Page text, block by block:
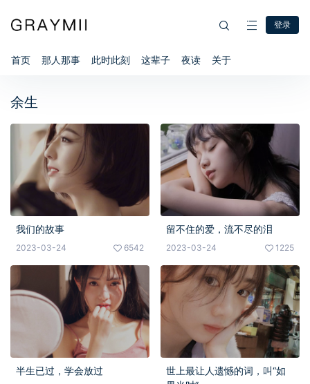
登录
首页 那人那事 此时此刻 这辈子 夜读 关于
余生
我们的故事
2023-03-24 6542
留不住的爱，流不尽的泪
2023-03-24 1225
半生已过，学会放过
世上最让人遗憾的词，叫“如